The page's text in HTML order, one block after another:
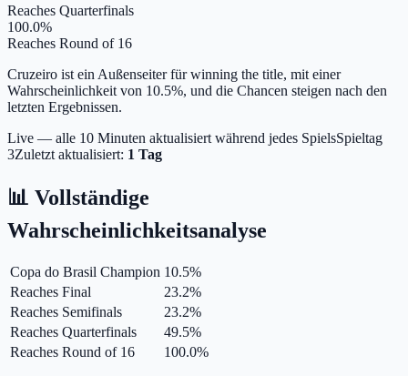
Reaches Quarterfinals
100.0%
Reaches Round of 16
Cruzeiro ist ein Außenseiter für winning the title, mit einer
Wahrscheinlichkeit von 10.5%, und die Chancen steigen nach den
letzten Ergebnissen.
Live — alle 10 Minuten aktualisiert während jedes SpielsSpieltag
3Zuletzt aktualisiert: 1 Tag
📊 Vollständige
Wahrscheinlichkeitsanalyse
Copa do Brasil Champion 10.5%
Reaches Final
23.2%
Reaches Semifinals
23.2%
Reaches Quarterfinals
49.5%
Reaches Round of 16
100.0%